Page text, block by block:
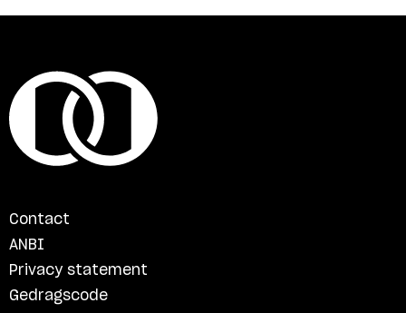
Contact
ANBI
Privacy statement
Gedragscode